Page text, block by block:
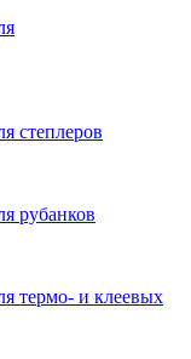
степлеров
рубанков
термо- и клеевых